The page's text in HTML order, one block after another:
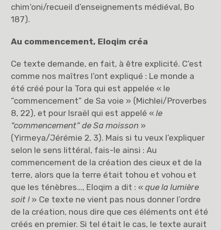
chim‘oni/recueil d’enseignements médiéval, Bo
187).
Au commencement, Eloqim créa
Ce texte demande, en fait, à être explicité. C’est
comme nos maîtres l’ont expliqué : Le monde a
été créé pour la Tora qui est appelée « le
“commencement” de Sa voie » (Michlei/Proverbes
8, 22), et pour Israël qui est appelé «le
“commencement” de Sa moisson »
(Yirmeya/Jérémie 2, 3). Mais si tu veux l’expliquer
selon le sens littéral, fais-le ainsi : Au
commencement de la création des cieux et de la
terre, alors que la terre était tohou et vohou et
que les ténèbres…, Eloqim a dit : «que la lumière
soit !» Ce texte ne vient pas nous donner l’ordre
de la création, nous dire que ces éléments ont été
créés en premier. Si tel était le cas, le texte aurait